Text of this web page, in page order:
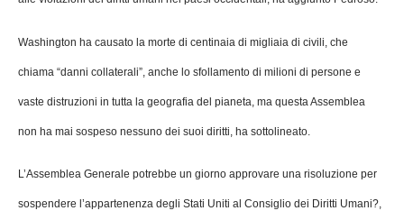
Washington ha causato la morte di centinaia di migliaia di civili, che
chiama “danni collaterali”, anche lo sfollamento di milioni di persone e
vaste distruzioni in tutta la geografia del pianeta, ma questa Assemblea
non ha mai sospeso nessuno dei suoi diritti, ha sottolineato.
L’Assemblea Generale potrebbe un giorno approvare una risoluzione per
sospendere l’appartenenza degli Stati Uniti al Consiglio dei Diritti Umani?,